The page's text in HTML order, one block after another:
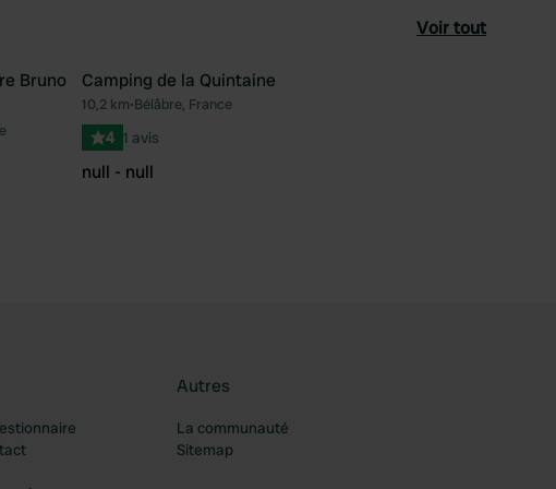
Voir tout
Préféré
Bruno
Camping de la Quintaine
10,2 km•Bélâbre, France
4 1 avis
null - null
Autres
La communauté
Sitemap